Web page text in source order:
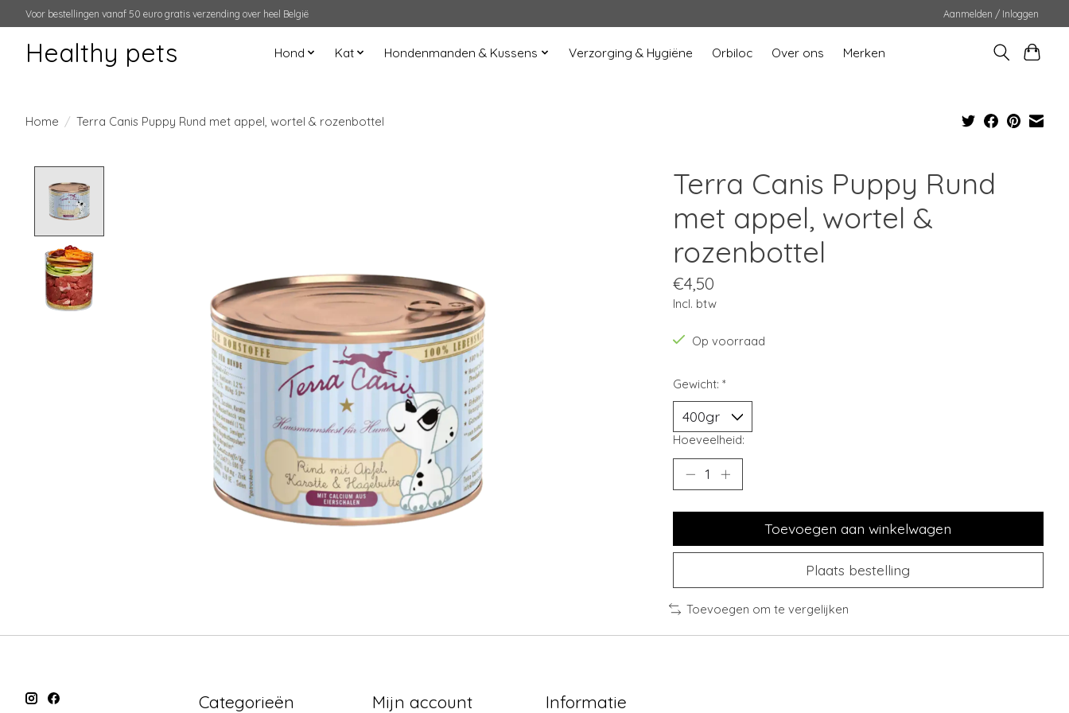
Voor bestellingen vanaf 50 euro gratis verzending over heel België Aanmelden / Inloggen
Healthy pets Hond Kat Hondenmanden & Kussens Verzorging & Hygiëne Orbiloc Over ons Merken
Home / Terra Canis Puppy Rund met appel, wortel & rozenbottel
Terra Canis Puppy Rund
met appel, wortel &
rozenbottel
€4,50
Incl. btw
Op voorraad
Gewicht: *
Hoeveelheid:
Toevoegen aan winkelwagen
Plaats bestelling
Toevoegen om te vergelijken
Categorieën Mijn account Informatie